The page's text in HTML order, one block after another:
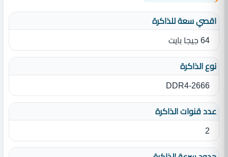
اقصي سعة للذاكرة
64 جيجا بايت
نوع الذاكرة
DDR4-2666
عدد قنوات الذاكرة
2